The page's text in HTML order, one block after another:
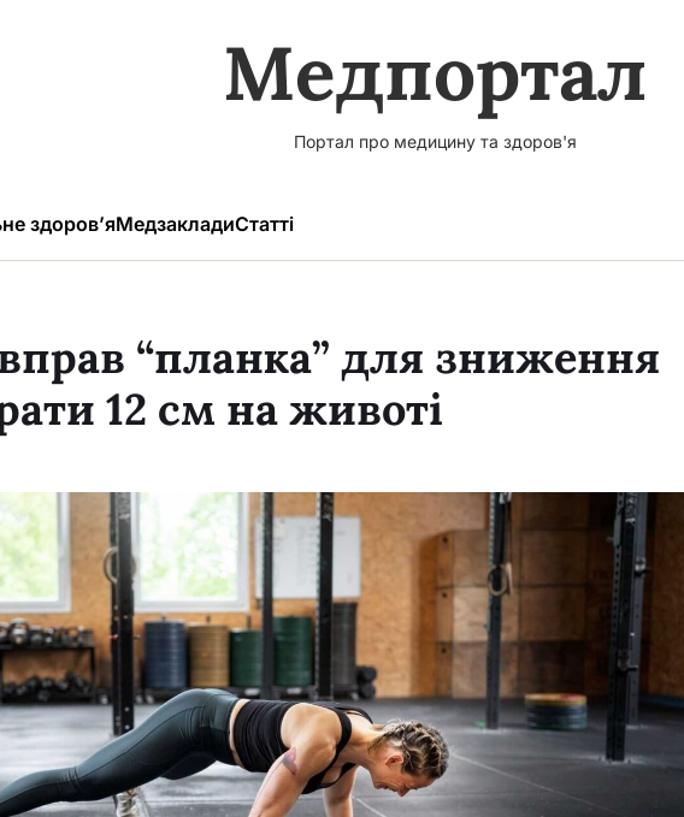
Медпортал
Портал про медицину та здоров'я
здоров’яМедзакладиСтатті
“планка” для зниження
12 см на животі